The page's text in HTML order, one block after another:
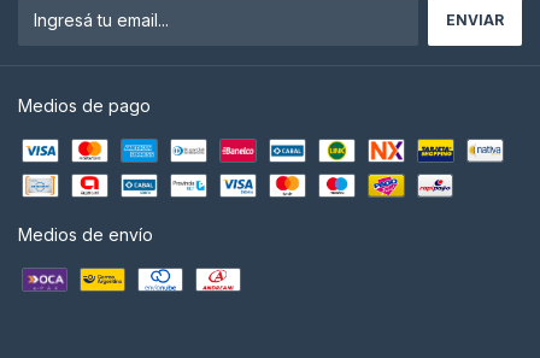
Medios de pago
Medios de envío